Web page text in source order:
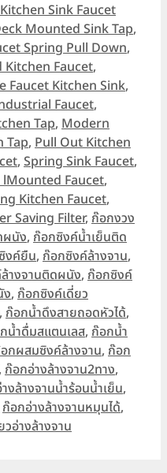
Sink Faucet
Mounted Sink Tap,
Spring Pull Down,
Kitchen Faucet,
Faucet Kitchen Sink,
Faucet,
Tap, Modern
Tap, Pull Out Kitchen
, Spring Sink Faucet,
lMounted Faucet,
Kitchen Faucet,
Saving Filter, ก๊อกงวง
ผนัง, ก๊อกซิงค์น้ำเย็นติด
งค์ยืน, ก๊อกซิงค์ล้างจาน,
างจานติดผนัง, ก๊อกซิงค์
ง, ก๊อกซิงค์เดี่ยว
, ก๊อกน้ำดึงสายถอดหัวได้,
น้ำดื่มสแตนเลส, ก๊อกน้ำ
กผสมซิงค์ล้างจาน, ก๊อก
ก๊อกอ่างล้างจาน2ทาง,
งล้างจานน้ำร้อนน้ำเย็น,
ก๊อกอ่างล้างจานหมุนได้,
อ่างล้างจาน